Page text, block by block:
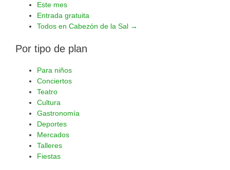
Este mes
Entrada gratuita
Todos en Cabezón de la Sal →
Por tipo de plan
Para niños
Conciertos
Teatro
Cultura
Gastronomía
Deportes
Mercados
Talleres
Fiestas